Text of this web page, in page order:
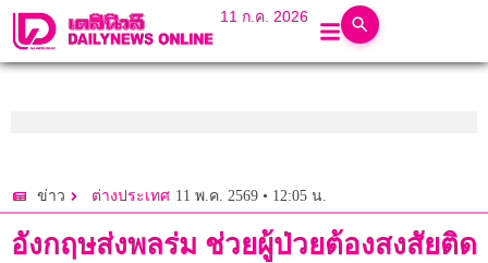
11 ก.ค. 2026
ข่าว ต่างประเทศ 11 พ.ค. 2569 • 12:05 น.
อังกฤษส่งพลร่ม ช่วยผู้ป่วยต้องสงสัยติด